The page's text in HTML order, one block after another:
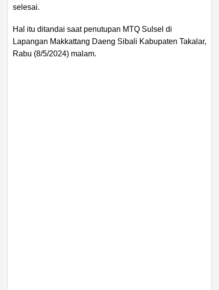
selesai.
Hal itu ditandai saat penutupan MTQ Sulsel di
Lapangan Makkattang Daeng Sibali Kabupaten Takalar,
Rabu (8/5/2024) malam.